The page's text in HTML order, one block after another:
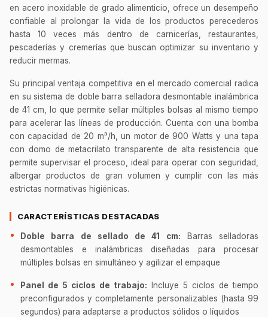
en acero inoxidable de grado alimenticio, ofrece un desempeño
confiable al prolongar la vida de los productos perecederos
hasta 10 veces más dentro de carnicerías, restaurantes,
pescaderías y cremerías que buscan optimizar su inventario y
reducir mermas.
Su principal ventaja competitiva en el mercado comercial radica
en su sistema de doble barra selladora desmontable inalámbrica
de 41 cm, lo que permite sellar múltiples bolsas al mismo tiempo
para acelerar las líneas de producción. Cuenta con una bomba
con capacidad de 20 m³/h, un motor de 900 Watts y una tapa
con domo de metacrilato transparente de alta resistencia que
permite supervisar el proceso, ideal para operar con seguridad,
albergar productos de gran volumen y cumplir con las más
estrictas normativas higiénicas.
CARACTERÍSTICAS DESTACADAS
Doble barra de sellado de 41 cm: Barras selladoras
desmontables e inalámbricas diseñadas para procesar
múltiples bolsas en simultáneo y agilizar el empaque
Panel de 5 ciclos de trabajo: Incluye 5 ciclos de tiempo
preconfigurados y completamente personalizables (hasta 99
segundos) para adaptarse a productos sólidos o líquidos
Ver uniformes y filipinas
Métodos de envío y entrega
Ver sucursales y contacto